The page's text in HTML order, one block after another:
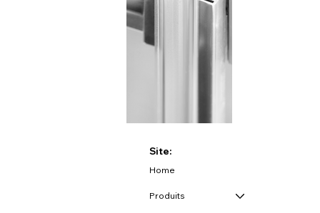
Site:
Home
Produits